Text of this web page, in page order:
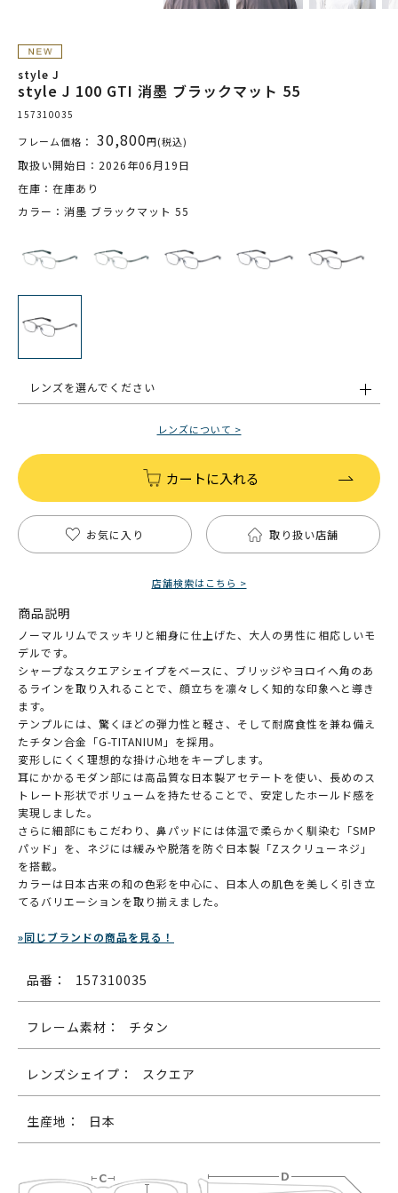
style J
style J 100 GTI 消墨 ブラックマット 55
157310035
フレーム価格： 30,800円(税込)
取扱い開始日：2026年06月19日
在庫：在庫あり
カラー：消墨 ブラックマット 55
レンズを選んでください
レンズについて >
カートに入れる
お気に入り 取り扱い店舗
店舗検索はこちら >
商品説明
ノーマルリムでスッキリと細身に仕上げた、大人の男性に相応しいモ
デルです。
シャープなスクエアシェイプをベースに、ブリッジやヨロイへ角のあ
るラインを取り入れることで、顔立ちを凛々しく知的な印象へと導き
ます。
テンプルには、驚くほどの弾力性と軽さ、そして耐腐食性を兼ね備え
たチタン合金「G-TITANIUM」を採用。
変形しにくく理想的な掛け心地をキープします。
耳にかかるモダン部には高品質な日本製アセテートを使い、長めのス
トレート形状でボリュームを持たせることで、安定したホールド感を
実現しました。
さらに細部にもこだわり、鼻パッドには体温で柔らかく馴染む「SMP
パッド」を、ネジには緩みや脱落を防ぐ日本製「Zスクリューネジ」
を搭載。
カラーは日本古来の和の色彩を中心に、日本人の肌色を美しく引き立
てるバリエーションを取り揃えました。
»同じブランドの商品を見る！
品番： 157310035
フレーム素材： チタン
レンズシェイプ： スクエア
生産地： 日本